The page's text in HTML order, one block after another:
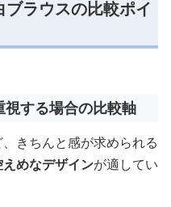
ラウスの比較ポイ
する場合の比較軸
きちんと感が求められる
めなデザインが適してい